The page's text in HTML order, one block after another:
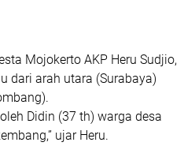
Mojokerto AKP Heru Sudjio,
dari arah utara (Surabaya)
Didin (37 th) warga desa
ujar Heru.